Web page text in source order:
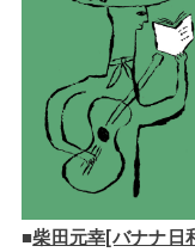
■柴田元幸[バナナ日